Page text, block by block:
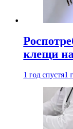
клещи
1 год спустя1